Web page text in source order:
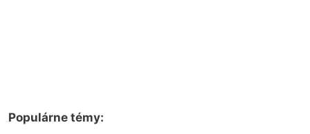
Populárne témy: